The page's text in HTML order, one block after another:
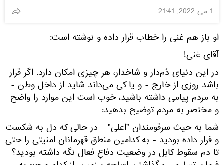
1 می 2022, 21:41
او باز هم غنی را خطاب قرار داده و نوشته است:
آقای غنی!
در این دنیای دُم‌دار و شاخدار، هر چیزی امکان دارد. اگر قرار
باشد روزی از خارج - و یا کی می‌داند شاید از داخل وطن -
به مردم پیامی داشته باشید، خوب است این موارد را واضح
و مختصر به مردم توضیح بدهید:
شما به حیث سرقومندان "اعلی" - در حالی که دل به شکست
و فرار داده بودید - به کدامین منطق قهرمانان امنیتی را حتی
تا دم سقوط کابل در وضعیت دفاعِ فعال نگه داشته بودید؟